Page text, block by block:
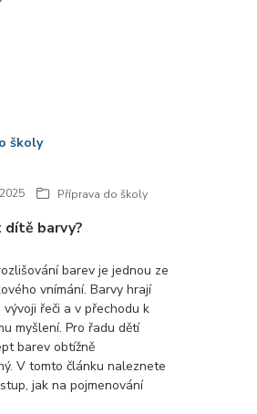
dítě barvy?
2025 Příprava do školy
barev je jednou ze
vnímání. Barvy hrají
řeči a v přechodu k
myšlení. Pro řadu dětí
barev obtížně
V tomto článku naleznete
jak na pojmenování